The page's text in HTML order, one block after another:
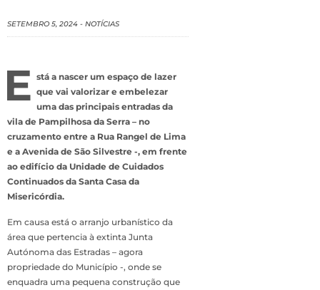
SETEMBRO 5, 2024 - NOTÍCIAS
E stá a nascer um espaço de lazer
que vai valorizar e embelezar
uma das principais entradas da
vila de Pampilhosa da Serra – no
cruzamento entre a Rua Rangel de Lima
e a Avenida de São Silvestre -, em frente
ao edifício da Unidade de Cuidados
Continuados da Santa Casa da
Misericórdia.
Em causa está o arranjo urbanístico da
área que pertencia à extinta Junta
Autónoma das Estradas – agora
propriedade do Município -, onde se
enquadra uma pequena construção que